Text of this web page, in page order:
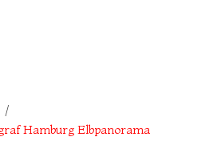
/
Hamburg Elbpanorama